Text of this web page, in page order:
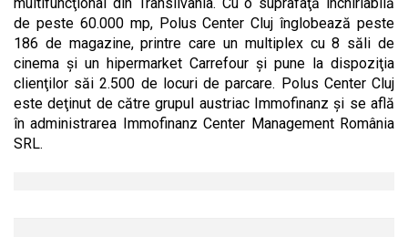
de peste 60.000 mp, Polus Center Cluj înglobează peste
186 de magazine, printre care un multiplex cu 8 săli de
cinema şi un hipermarket Carrefour şi pune la dispoziţia
clienţilor săi 2.500 de locuri de parcare. Polus Center Cluj
este deţinut de către grupul austriac Immofinanz şi se află
în administrarea Immofinanz Center Management România
SRL.